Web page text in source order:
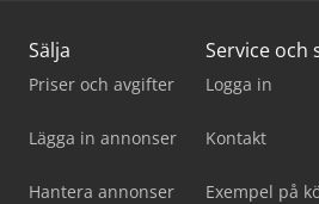
Sälja
Priser och avgifter
Lägga in annonser
Hantera annonser
Service och
Logga in
Kontakt
Exempel på